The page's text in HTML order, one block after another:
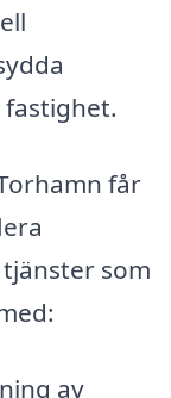
får
som
av